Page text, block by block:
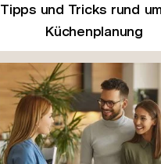
Tipps und Tricks rund
Küchenplanung